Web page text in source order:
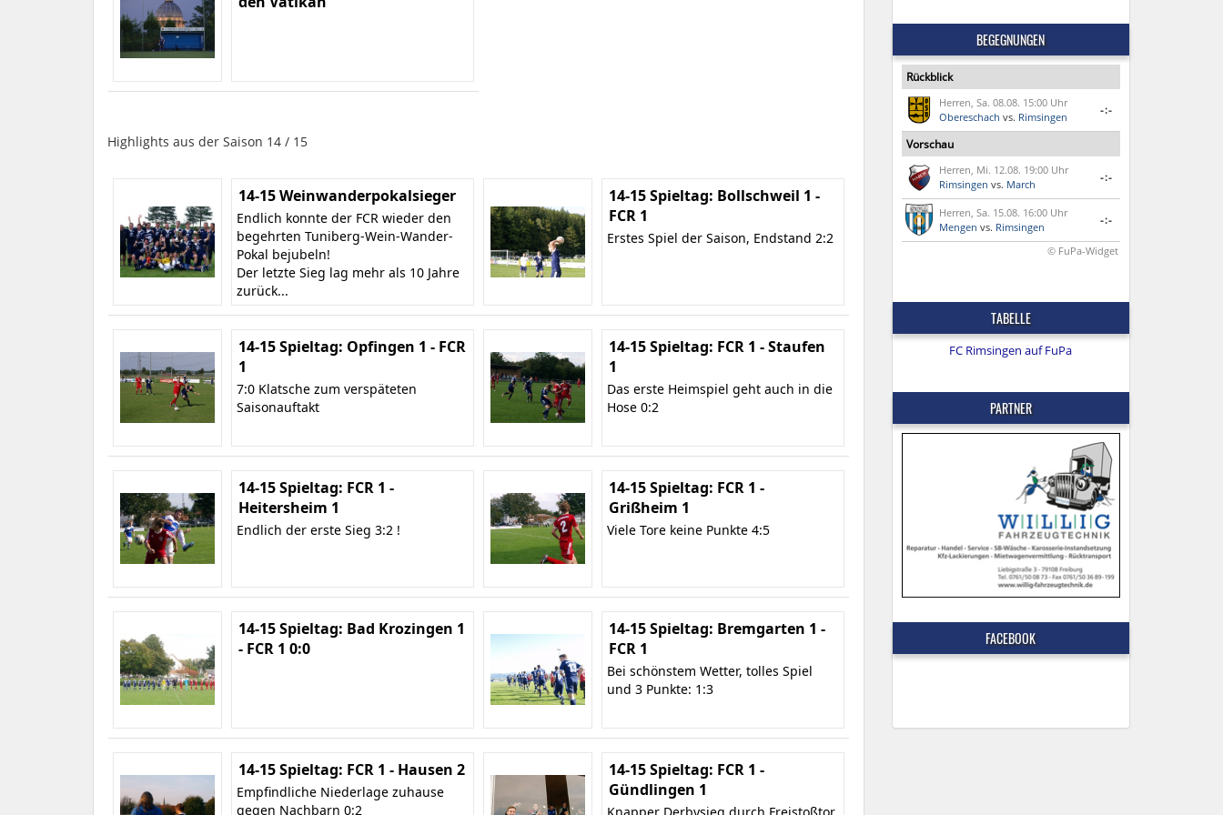
Highlights aus der Saison 14 / 15
14-15 Weinwanderpokalsieger
Endlich konnte der FCR wieder den
begehrten Tuniberg-Wein-Wander-
Pokal bejubeln!
Der letzte Sieg lag mehr als 10 Jahre
zurück...
14-15 Spieltag: Bollschweil 1 -
FCR 1
Erstes Spiel der Saison, Endstand 2:2
14-15 Spieltag: Opfingen 1 - FCR
1
7:0 Klatsche zum verspäteten
Saisonauftakt
14-15 Spieltag: FCR 1 - Staufen
1
Das erste Heimspiel geht auch in die
Hose 0:2
14-15 Spieltag: FCR 1 -
Heitersheim 1
Endlich der erste Sieg 3:2 !
14-15 Spieltag: FCR 1 -
Grißheim 1
Viele Tore keine Punkte 4:5
14-15 Spieltag: Bad Krozingen 1
- FCR 1 0:0
14-15 Spieltag: Bremgarten 1 -
FCR 1
Bei schönstem Wetter, tolles Spiel
und 3 Punkte: 1:3
14-15 Spieltag: FCR 1 - Hausen 2
Empfindliche Niederlage zuhause
gegen Nachbarn 0:2
14-15 Spieltag: FCR 1 -
Gündlingen 1
Knapper Derbysieg durch Freistoßtor
BEGEGNUNGEN
Rückblick
Herren, Sa. 08.08. 15:00 Uhr
Obereschach vs. Rimsingen
-:-
Vorschau
Herren, Mi. 12.08. 19:00 Uhr
Rimsingen vs. March
-:-
Herren, Sa. 15.08. 16:00 Uhr
Mengen vs. Rimsingen
-:-
© FuPa-Widget
TABELLE
FC Rimsingen auf FuPa
PARTNER
FACEBOOK